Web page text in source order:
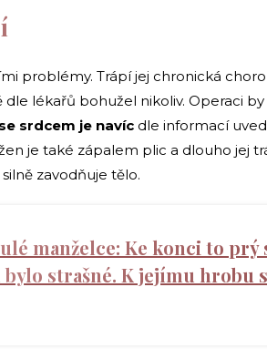
problémy. Trápí jej chronická
lékařů bohužel nikoliv. Operaci
srdcem je navíc dle informací
je také zápalem plic a dlouho jej
zavodňuje tělo.
manželce: Ke konci to prý
strašné. K jejímu hrobu